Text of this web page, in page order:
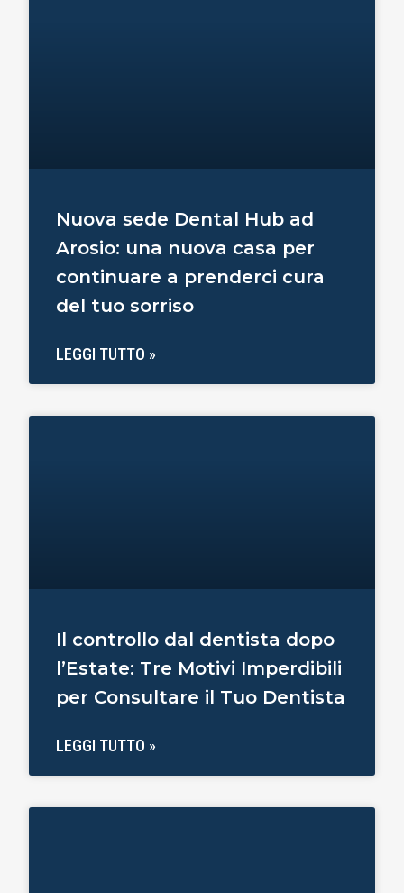
Nuova sede Dental Hub ad
Arosio: una nuova casa per
continuare a prenderci cura
del tuo sorriso
LEGGI TUTTO »
Il controllo dal dentista dopo
l’Estate: Tre Motivi Imperdibili
per Consultare il Tuo Dentista
LEGGI TUTTO »